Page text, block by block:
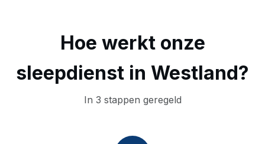
Hoe werkt onze
sleepdienst in Westland?
In 3 stappen geregeld